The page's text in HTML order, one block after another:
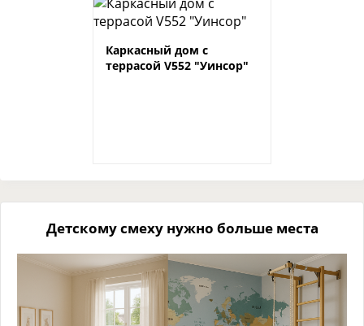
Каркасный дом с
террасой V552 "Уинсор"
Детскому смеху нужно больше места